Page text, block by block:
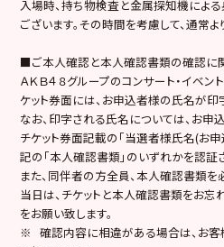
入場時、持ち物検査と金属探知機によ
ございます。その時間を考慮して、通常
■ご本人確認と本人確認書類の確認に
ＡＫＢ４８グループのコンサート・イベン
ケット券面には、お申込者様の氏名が印
なお、印字される氏名については、お申
チケット券面記載の「当選者様氏名(お
記の「本人確認書類」のいずれかを認証
また、同伴者の方全員、本人確認書類を
当日は、チケットと本人確認書類をお忘
をお願い致します。
※ 確認内容に相違がある場合は、お客